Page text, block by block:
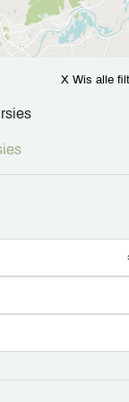
X Wis alle